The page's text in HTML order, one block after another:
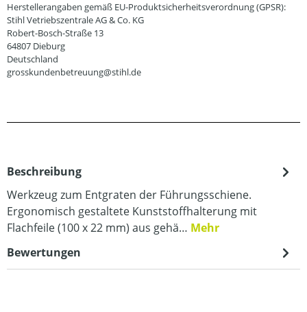
Herstellerangaben gemäß EU-Produktsicherheitsverordnung (GPSR):
Stihl Vetriebszentrale AG & Co. KG
Robert-Bosch-Straße 13
64807 Dieburg
Deutschland
grosskundenbetreuung@stihl.de
Beschreibung
Werkzeug zum Entgraten der Führungsschiene.
Ergonomisch gestaltete Kunststoffhalterung mit
Flachfeile (100 x 22 mm) aus gehä… Mehr
Bewertungen